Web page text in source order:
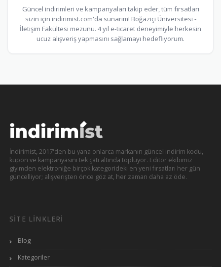
Güncel indirimleri ve kampanyaları takip eder, tüm fırsatları
sizin için indirimist.com'da sunarım! Boğaziçi Üniversitesi -
İletişim Fakültesi mezunu. 4 yıl e-ticaret deneyimiyle herkesin
ucuz alışveriş yapmasını sağlamayı hedefliyorum.
İndirimist, 2017'den bu yana onlarca markanın güncel indirim kodu,
kupon ve kampanyasını tek çatı altında topluyor. Editör ekibimiz
giyimden elektroniğe birçok kategorideki en yeni fırsatları her gün
güncelliyor; alışverişten önce göz at, her zaman daha az öde.
SITE LINKLERI
Blog
Kategoriler